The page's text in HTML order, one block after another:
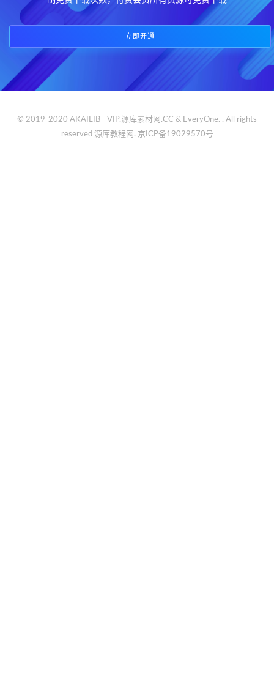
立即开通
© 2019-2020 AKAILIB - VIP.源库素材网.CC & EveryOne. . All rights
reserved 源库教程网. 京ICP备19029570号